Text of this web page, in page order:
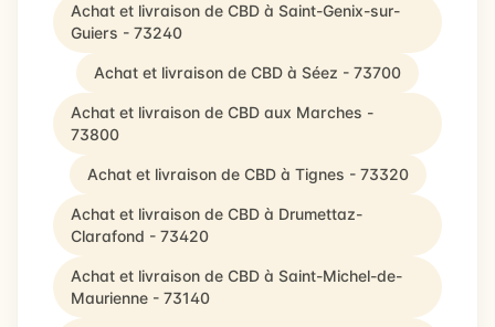
Achat et livraison de CBD à Saint-Genix-sur-
Guiers - 73240
Achat et livraison de CBD à Séez - 73700
Achat et livraison de CBD aux Marches -
73800
Achat et livraison de CBD à Tignes - 73320
Achat et livraison de CBD à Drumettaz-
Clarafond - 73420
Achat et livraison de CBD à Saint-Michel-de-
Maurienne - 73140